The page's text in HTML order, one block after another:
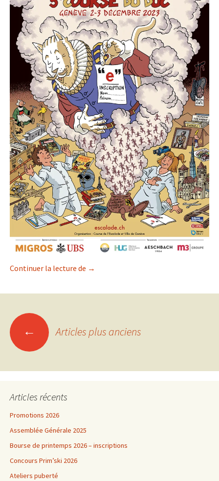
Continuer la lecture de Inscriptions à la Course de l’Escalade
→
Navigation
des
articles
← Articles plus anciens
Articles récents
Promotions 2026
Assemblée Générale 2025
Bourse de printemps 2026 – inscriptions
Concours Prim’ski 2026
Ateliers puberté